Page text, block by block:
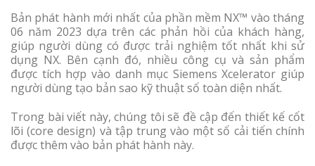
Bản phát hành mới nhất của phần mềm NX™ vào tháng
06 năm 2023 dựa trên các phản hồi của khách hàng,
giúp người dùng có được trải nghiệm tốt nhất khi sử
dụng NX. Bên cạnh đó, nhiều công cụ và sản phẩm
được tích hợp vào danh mục Siemens Xcelerator giúp
người dùng tạo bản sao kỹ thuật số toàn diện nhất.
Trong bài viết này, chúng tôi sẽ đề cập đến thiết kế cốt
lõi (core design) và tập trung vào một số cải tiến chính
được thêm vào bản phát hành này.